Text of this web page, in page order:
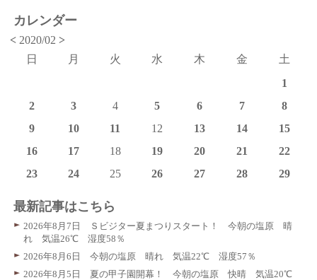
カレンダー
< 2020/02>
日
月 火 水 木 金
土
1
2
3 4 5 6 7
8
9
10 11 12 13 14
15
16
17 18 19 20 21
22
23
24 25 26 27 28 29
最新記事はこちら
2026年8月7日 Ｓビジター夏まつりスタート！ 今朝の塩原 晴
れ 気温26℃ 湿度58％
2026年8月6日 今朝の塩原 晴れ 気温22℃ 湿度57％
2026年8月5日 夏の甲子園開幕！ 今朝の塩原 快晴 気温20℃